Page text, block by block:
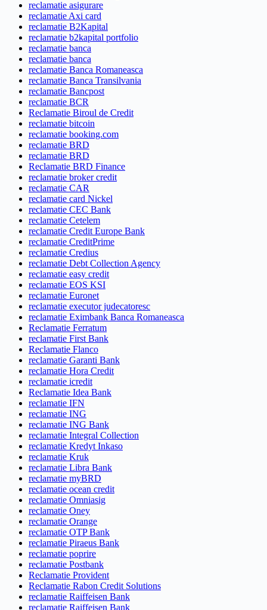
reclamatie asigurare
reclamatie Axi card
reclamatie B2Kapital
reclamatie b2kapital portfolio
reclamatie banca
reclamatie banca
reclamatie Banca Romaneasca
reclamatie Banca Transilvania
reclamatie Bancpost
reclamatie BCR
Reclamatie Biroul de Credit
reclamatie bitcoin
reclamatie booking.com
reclamatie BRD
reclamatie BRD
Reclamatie BRD Finance
reclamatie broker credit
reclamatie CAR
reclamatie card Nickel
reclamatie CEC Bank
reclamatie Cetelem
reclamatie Credit Europe Bank
reclamatie CreditPrime
reclamatie Credius
reclamatie Debt Collection Agency
reclamatie easy credit
reclamatie EOS KSI
reclamatie Euronet
reclamatie executor judecatoresc
reclamatie Eximbank Banca Romaneasca
Reclamatie Ferratum
reclamatie First Bank
Reclamatie Flanco
reclamatie Garanti Bank
reclamatie Hora Credit
reclamatie icredit
Reclamatie Idea Bank
reclamatie IFN
reclamatie ING
reclamatie ING Bank
reclamatie Integral Collection
reclamatie Kredyt Inkaso
reclamatie Kruk
reclamatie Libra Bank
reclamatie myBRD
reclamatie ocean credit
reclamatie Omniasig
reclamatie Oney
reclamatie Orange
reclamatie OTP Bank
reclamatie Piraeus Bank
reclamatie poprire
reclamatie Postbank
Reclamatie Provident
Reclamatie Rabon Credit Solutions
reclamatie Raiffeisen Bank
reclamatie Raiffeisen Bank